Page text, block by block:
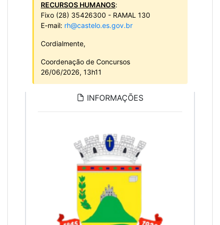
RECURSOS HUMANOS:
Fixo (28) 35426300 - RAMAL 130
E-mail: rh@castelo.es.gov.br
Cordialmente,
Coordenação de Concursos
26/06/2026, 13h11
INFORMAÇÕES